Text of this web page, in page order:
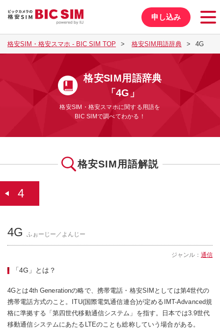
申し込み
格安SIM・格安スマホ - BIC SIM TOP 格安SIM用語辞典 4G
格安SIM用語辞典
「4G」
格安SIM・格安スマホに関する用語を
BIC SIMで調べてわかる！
格安SIM用語解説
4
4G ふぉーじー／よんじー
ジャンル： 通信
「4G」とは？
4Gとは4th Generationの略で、携帯電話・格安SIMとしては第4世代の
携帯電話方式のこと。ITU(国際電気通信連合)が定めるIMT-Advanced規
格に準拠する「第四世代移動通信システム」を指す。日本では3.9世代
移動通信システムにあたるLTEのことも総称していう場合がある。